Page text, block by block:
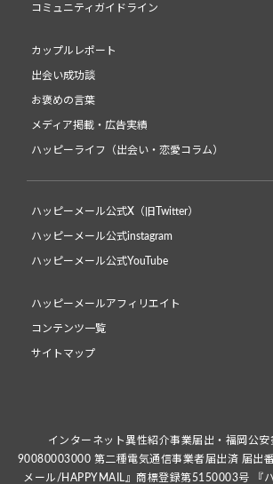
コミュニティガイドライン
カップルレポート
出会い成功談
お褒めの言葉
メディア掲載・広告実績
ハッピーライフ（出会い・恋愛コラム）
ハッピーメール公式X（旧Twitter）
ハッピーメール公式instagram
ハッピーメール公式YouTube
ハッピーメールアフィリエイト
コンテンツ一覧
サイトマップ
インターネット異性紹介事業届出・福岡公
90080003000 第二種電気通信事業者届出済 届出
メール/HAPPYMAIL』商標登録第5150003号 『